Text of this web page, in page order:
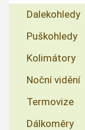
Dalekohledy
Puškohledy
Kolimátory
Noční vidění
Termovize
Dálkoměry